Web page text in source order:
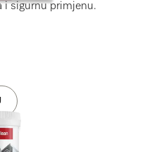
i sigurnu primjenu.